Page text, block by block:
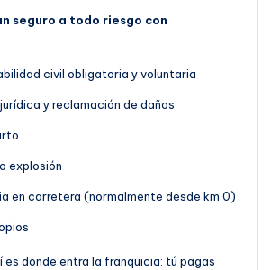
seguro a todo riesgo con
civil obligatoria y voluntaria
y reclamación de daños
explosión
en carretera (normalmente desde km 0)
es donde entra la franquicia: tú pagas